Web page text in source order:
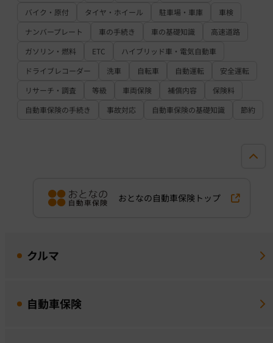
バイク・原付
タイヤ・ホイール 駐車場・車庫
車検
ナンバープレート
車の手続き 車の基礎知識
高速道路
ガソリン・燃料
ETC
ハイブリッド車・電気自動車
ドライブレコーダー
洗車 自転車 自動運転
安全運転
リサーチ・調査
等級 車両保険 補償内容
保険料
自動車保険の手続き
事故対応 自動車保険の基礎知識 節約
おとなの自動車保険トップ
クルマ
自動車保険